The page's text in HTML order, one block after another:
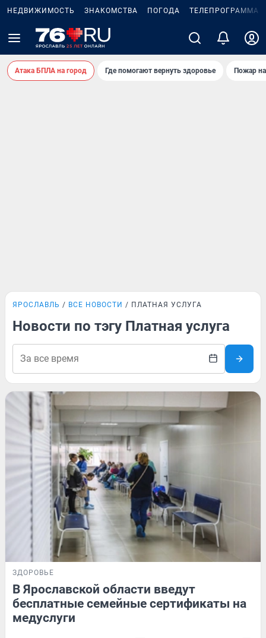
НЕДВИЖИМОСТЬ ЗНАКОМСТВА ПОГОДА ТЕЛЕПРОГРАММА
Атака БПЛА на город Где помогают вернуть здоровье Пожар
ЯРОСЛАВЛЬ ВСЕ НОВОСТИ ПЛАТНАЯ УСЛУГА
Новости по тэгу Платная услуга
ЗДОРОВЬЕ
В Ярославской области введут
бесплатные семейные сертификаты на
медуслуги